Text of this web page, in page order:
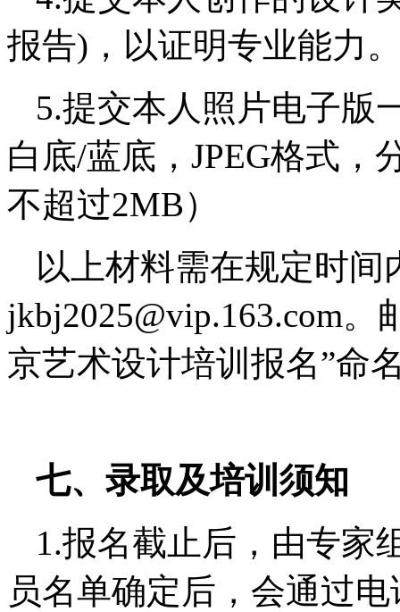
报告)，以证明专业能力
5.提交本人照片电子版
白底/蓝底，JPEG格式，
不超过2MB）
以上材料需在规定时
jkbj2025@vip.163.com
京艺术设计培训报名”命
七、 录取及培训须知
1.报名截止后，由专家
员名单确定后，会通过